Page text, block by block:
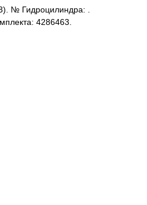
№ Гидроцилиндра: .
4286463.